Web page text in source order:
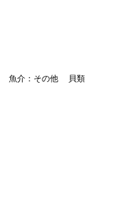
魚介：その他 貝類